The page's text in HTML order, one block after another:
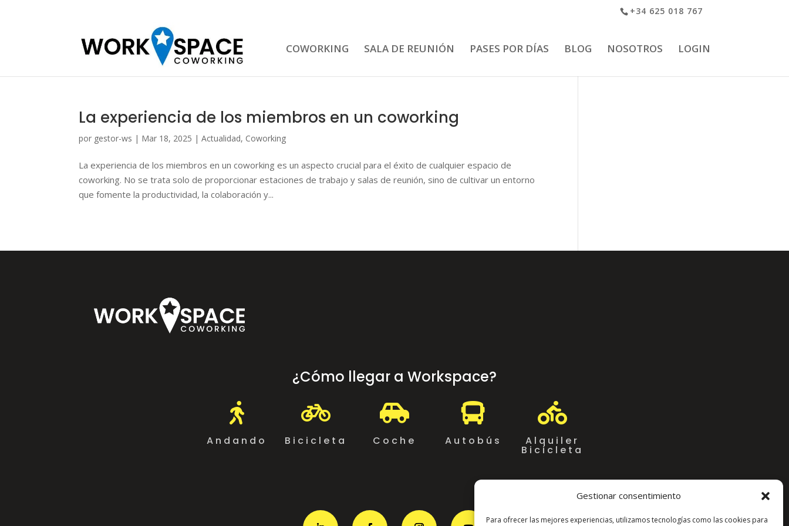
Gestionar consentimiento
Para ofrecer las mejores experiencias, utilizamos tecnologías como las cookies para
+34 625 018 767
COWORKING SALA DE REUNIÓN PASES POR DÍAS BLOG NOSOTROS LOGIN
La experiencia de los miembros en un coworking
por gestor-ws | Mar 18, 2025 |Actualidad, Coworking
La experiencia de los miembros en un coworking es un aspecto crucial para el éxito de cualquier espacio de
coworking. No se trata solo de proporcionar estaciones de trabajo y salas de reunión, sino de cultivar un entorno
que fomente la productividad, la colaboración y...
¿Cómo llegar a Workspace?

Andando

Bicicleta

Coche

Autobús

Alquiler
Bicicleta